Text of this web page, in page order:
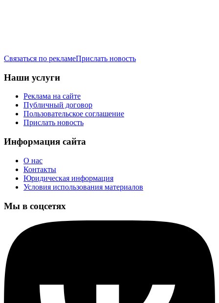
Связаться по рекламеПрислать новость
Наши услуги
Реклама на сайте
Публичный договор
Пользовательское соглашение
Прислать новость
Информация сайта
О нас
Контакты
Юридическая информация
Условия использования материалов
Мы в соцсетях